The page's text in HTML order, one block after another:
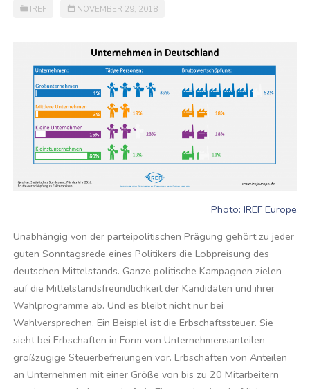
IREF NOVEMBER 29, 2018
Photo: IREF Europe
Unabhängig von der parteipolitischen Prägung gehört zu jeder
guten Sonntagsrede eines Politikers die Lobpreisung des
deutschen Mittelstands. Ganze politische Kampagnen zielen
auf die Mittelstandsfreundlichkeit der Kandidaten und ihrer
Wahlprogramme ab. Und es bleibt nicht nur bei
Wahlversprechen. Ein Beispiel ist die Erbschaftssteuer. Sie
sieht bei Erbschaften in Form von Unternehmensanteilen
großzügige Steuerbefreiungen vor. Erbschaften von Anteilen
an Unternehmen mit einer Größe von bis zu 20 Mitarbeitern